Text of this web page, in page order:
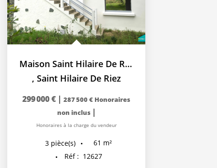
Maison Saint Hilaire De Riez 2 chambres + RDC 60m²...
, Saint Hilaire De Riez
299 000 € | 287 500 € Honoraires
non inclus |
Honoraires à la charge du vendeur
3 pièce(s) 61 m²
Réf : 12627